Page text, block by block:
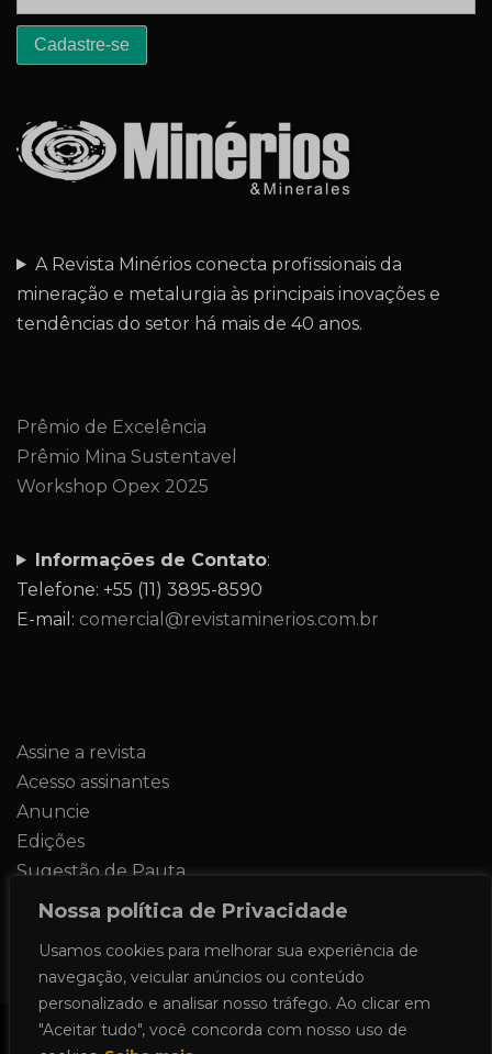
Nossa política de Privacidade
Usamos cookies para melhorar sua experiência de
navegação, veicular anúncios ou conteúdo
personalizado e analisar nosso tráfego. Ao clicar em
"Aceitar tudo", você concorda com nosso uso de
A Revista Minérios conecta profissionais da
mineração e metalurgia às principais inovações e
tendências do setor há mais de 40 anos.
Prêmio de Excelência
Prêmio Mina Sustentavel
Workshop Opex 2025
Informações de Contato:
Telefone: +55 (11) 3895-8590
E-mail: comercial@revistaminerios.com.br
Assine a revista
Acesso assinantes
Anuncie
Edições
Sugestão de Pauta
Contato